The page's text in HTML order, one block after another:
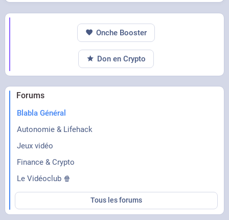
Forums
Blabla Général
Autonomie & Lifehack
Jeux vidéo
Finance & Crypto
Le Vidéoclub 🍿
Tous les forums
Onche Booster
Don en Crypto